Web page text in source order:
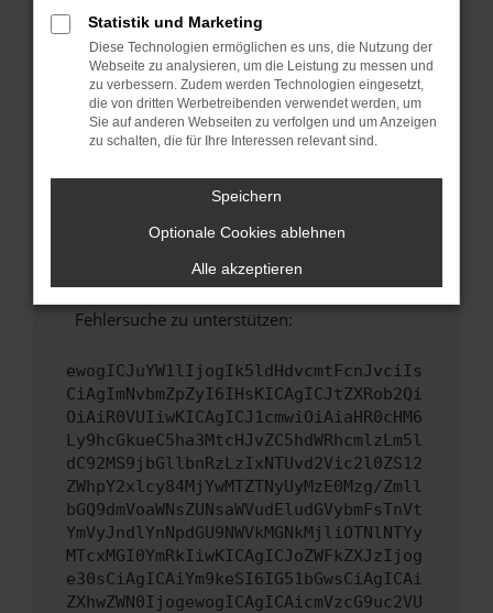
Stelle sicher, dass dein Browser und dein
Betriebssystem auf dem neuesten Stand
sind.
Veraltete Software birgt nicht nur ein
Sicherheitsrisiko, sondern kann auch dazu
führen, dass bestimmte Funktionen nicht mehr
Wende dich an den Webseitenbetreiber.
Wenn du alle oben genannten Schritte versucht
hast, kontaktiere uns bitte. Wir werden
versuchen, das Problem zu beheben. Du kannst
uns diesen Text schicken, um uns bei der
Fehlersuche zu unterstützen:
ewogICJuYW1lIjogIk5ldHdvcmtFcnJvciIs
CiAgImNvbmZpZyI6IHsKICAgICJtZXRob2Qi
OiAiR0VUIiwKICAgICJ1cmwiOiAiaHR0cHM6
Ly9hcGkueC5ha3MtcHJvZC5hdWRhcmlzLm5l
dC92MS9jbGllbnRzLzIxNTUvd2Vic2l0ZS12
ZWhpY2xlcy84MjYwMTZTNyUyMzE0Mzg/Zmll
bGQ9dmVoaWNsZUNsaWVudEludGVybmFsTnVt
YmVyJndlYnNpdGU9NWVkMGNkMjliOTNlNTYy
MTcxMGI0YmRkIiwKICAgICJoZWFkZXJzIjog
e30sCiAgICAiYm9keSI6IG51bGwsCiAgICAi
ZXhwZWN0IjogewogICAgICAicmVzcG9uc2VU
Statistik und Marketing
Diese Technologien ermöglichen es uns, die Nutzung der
Webseite zu analysieren, um die Leistung zu messen und
zu verbessern. Zudem werden Technologien eingesetzt,
die von dritten Werbetreibenden verwendet werden, um
Sie auf anderen Webseiten zu verfolgen und um Anzeigen
zu schalten, die für Ihre Interessen relevant sind.
Speichern
Optionale Cookies ablehnen
Alle akzeptieren